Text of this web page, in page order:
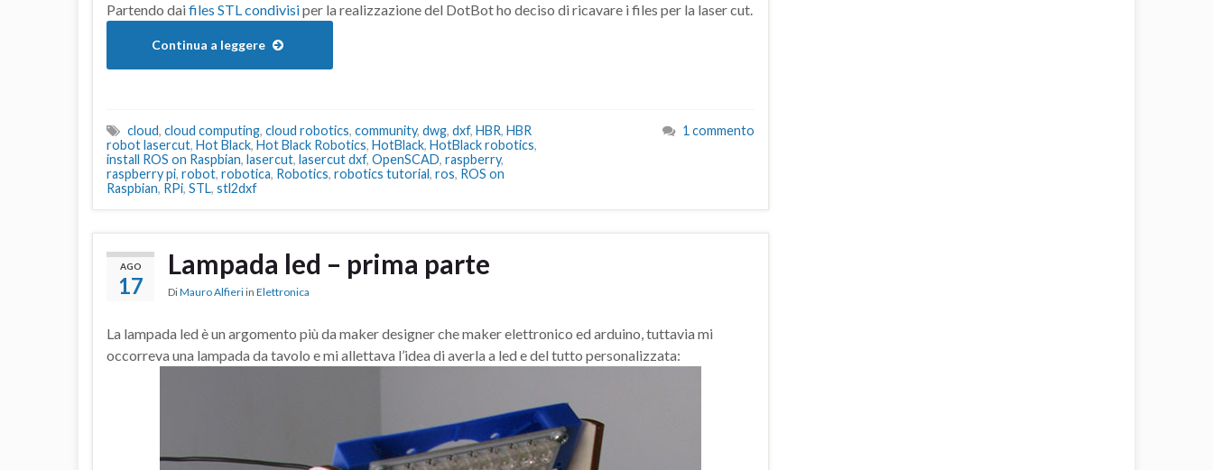
Partendo dai files STL condivisiper la realizzazione del DotBot ho deciso di ricavare i files per la laser cut.
Continua a leggere
cloud, cloud computing, cloud robotics, community, dwg, dxf, HBR, HBR
robot lasercut, Hot Black, Hot Black Robotics, HotBlack, HotBlack robotics,
install ROS on Raspbian, lasercut, lasercut dxf, OpenSCAD, raspberry,
raspberry pi, robot, robotica, Robotics, robotics tutorial, ros, ROS on
Raspbian, RPi, STL, stl2dxf
1 commento
AGO
17
Lampada led – prima parte
DiMauro Alfieri in Elettronica
La lampada led è un argomento più da maker designer che maker elettronico ed arduino, tuttavia mi
occorreva una lampada da tavolo e mi allettava l’idea di averla a led e del tutto personalizzata: